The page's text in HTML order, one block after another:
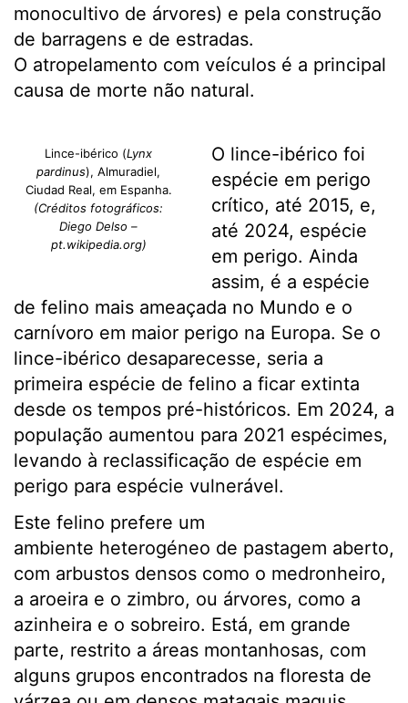
monocultivo de árvores) e pela construção
de barragens e de estradas.
O atropelamento com veículos é a principal
causa de morte não natural.
Lince-ibérico (Lynx
pardinus), Almuradiel,
Ciudad Real, em Espanha.
(Créditos fotográficos:
Diego Delso –
pt.wikipedia.org)
O lince-ibérico foi
espécie em perigo
crítico, até 2015, e,
até 2024, espécie
em perigo. Ainda
assim, é a espécie
de felino mais ameaçada no Mundo e o
carnívoro em maior perigo na Europa. Se o
lince-ibérico desaparecesse, seria a
primeira espécie de felino a ficar extinta
desde os tempos pré-históricos. Em 2024, a
população aumentou para 2021 espécimes,
levando à reclassificação de espécie em
perigo para espécie vulnerável.
Este felino prefere um
ambiente heterogéneo de pastagem aberto,
com arbustos densos como o medronheiro,
a aroeira e o zimbro, ou árvores, como a
azinheira e o sobreiro. Está, em grande
parte, restrito a áreas montanhosas, com
alguns grupos encontrados na floresta de